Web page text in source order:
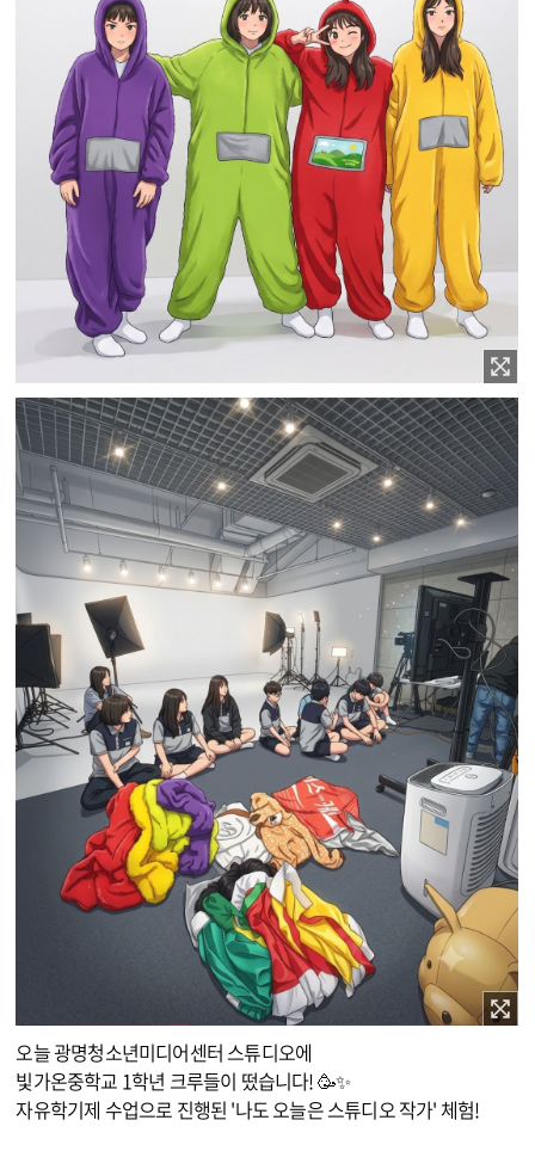
이미지 확대보기
오늘 광명청소년미디어센터 스튜디오에
빛가온중학교 1학년 크루들이 떴습니다! 🥳✨
자유학기제 수업으로 진행된 '나도 오늘은 스튜디오 작가' 체험!